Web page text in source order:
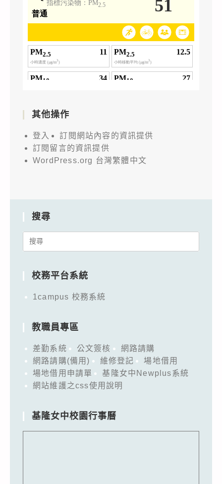
其他操作
登入
訂閱網站內容的資訊提供
訂閱留言的資訊提供
WordPress.org 台灣繁體中文
搜尋
Search
校務平台系統
1campus 校務系統
教職員專區
差勤系統 公文簽核
網路請購
網路請購(備用)
維修登記
場地借用
場地借用申請單
基隆女中Newplus系統
網站維護之css使用說明
基隆女中校園行事曆